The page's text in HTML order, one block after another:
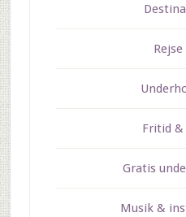
Fritid &
Gratis
Musik &